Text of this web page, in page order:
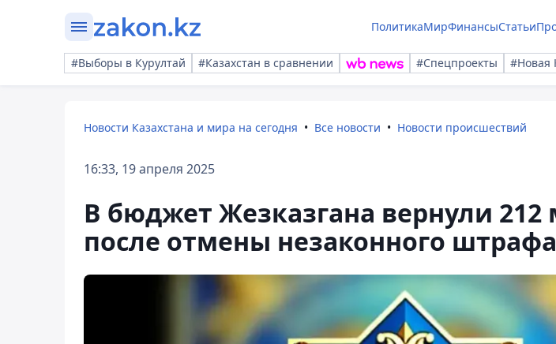
ПолитикаМирФинансыСтатьи
#Выборы в Курултай #Казахстан в сравнении #Спецпроекты #Новая
Новости Казахстана и мира на сегодня Все новости Новости происшествий
16:33, 19 апреля 2025
В бюджет Жезказгана вернули 212
после отмены незаконного штрафа